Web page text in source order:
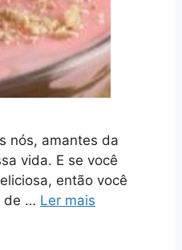
nós, amantes da
vida. E se você
então você
de … Ler mais